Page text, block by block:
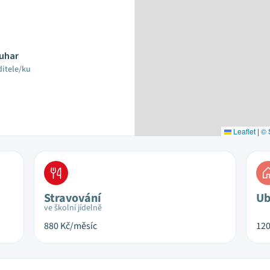
ku
Leaflet | ©
Stravování
ve školní jídelně
880Kč/měsíc